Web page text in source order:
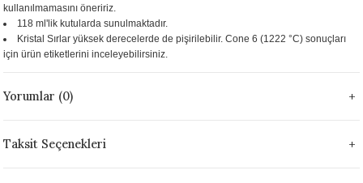
- 1046 °C
°C
°C
°C
kullanılmamasını öneririz.
118 ml'lik kutularda sunulmaktadır.
Kristal Sırlar yüksek derecelerde de pişirilebilir. Cone 6 (1222 °C) sonuçları
için ürün etiketlerini inceleyebilirsiniz.
Yorumlar (0)
Taksit Seçenekleri